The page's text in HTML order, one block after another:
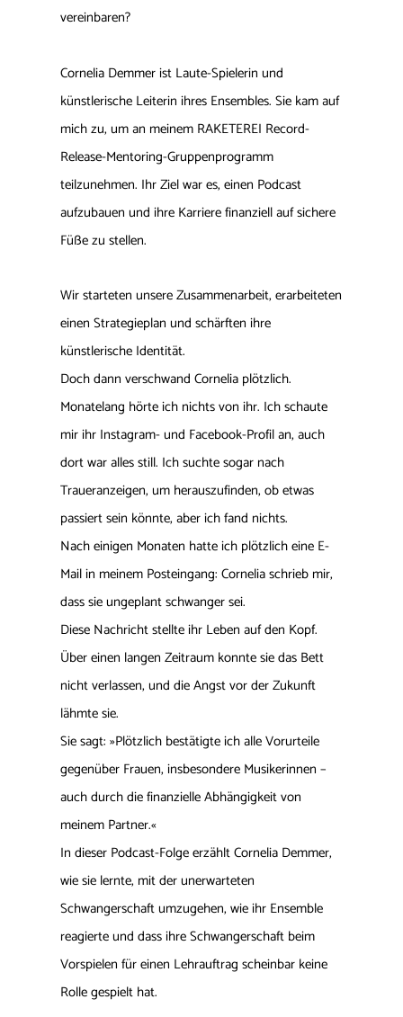
vereinbaren?
Cornelia Demmer ist Laute-Spielerin und
künstlerische Leiterin ihres Ensembles. Sie kam auf
mich zu, um an meinem RAKETEREI Record-
Release-Mentoring-Gruppenprogramm
teilzunehmen. Ihr Ziel war es, einen Podcast
aufzubauen und ihre Karriere finanziell auf sichere
Füße zu stellen.
Wir starteten unsere Zusammenarbeit, erarbeiteten
einen Strategieplan und schärften ihre
künstlerische Identität.
Doch dann verschwand Cornelia plötzlich.
Monatelang hörte ich nichts von ihr. Ich schaute
mir ihr Instagram- und Facebook-Profil an, auch
dort war alles still. Ich suchte sogar nach
Traueranzeigen, um herauszufinden, ob etwas
passiert sein könnte, aber ich fand nichts.
Nach einigen Monaten hatte ich plötzlich eine E-
Mail in meinem Posteingang: Cornelia schrieb mir,
dass sie ungeplant schwanger sei.
Diese Nachricht stellte ihr Leben auf den Kopf.
Über einen langen Zeitraum konnte sie das Bett
nicht verlassen, und die Angst vor der Zukunft
lähmte sie.
Sie sagt: »Plötzlich bestätigte ich alle Vorurteile
gegenüber Frauen, insbesondere Musikerinnen –
auch durch die finanzielle Abhängigkeit von
meinem Partner.«
In dieser Podcast-Folge erzählt Cornelia Demmer,
wie sie lernte, mit der unerwarteten
Schwangerschaft umzugehen, wie ihr Ensemble
reagierte und dass ihre Schwangerschaft beim
Vorspielen für einen Lehrauftrag scheinbar keine
Rolle gespielt hat.